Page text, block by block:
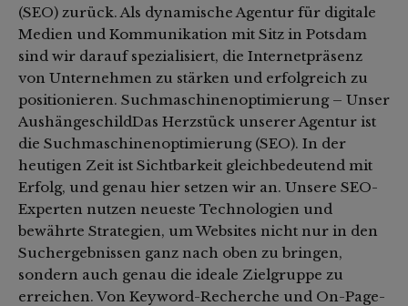
(SEO) zurück. Als dynamische Agentur für digitale
Medien und Kommunikation mit Sitz in Potsdam
sind wir darauf spezialisiert, die Internetpräsenz
von Unternehmen zu stärken und erfolgreich zu
positionieren. Suchmaschinenoptimierung – Unser
AushängeschildDas Herzstück unserer Agentur ist
die Suchmaschinenoptimierung (SEO). In der
heutigen Zeit ist Sichtbarkeit gleichbedeutend mit
Erfolg, und genau hier setzen wir an. Unsere SEO-
Experten nutzen neueste Technologien und
bewährte Strategien, um Websites nicht nur in den
Suchergebnissen ganz nach oben zu bringen,
sondern auch genau die ideale Zielgruppe zu
erreichen. Von Keyword-Recherche und On-Page-